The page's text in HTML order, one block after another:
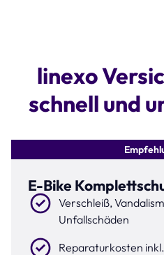
linexo
schnell und
E-Bike
Verschleiß,
Unfallschäden
Reparaturkosten